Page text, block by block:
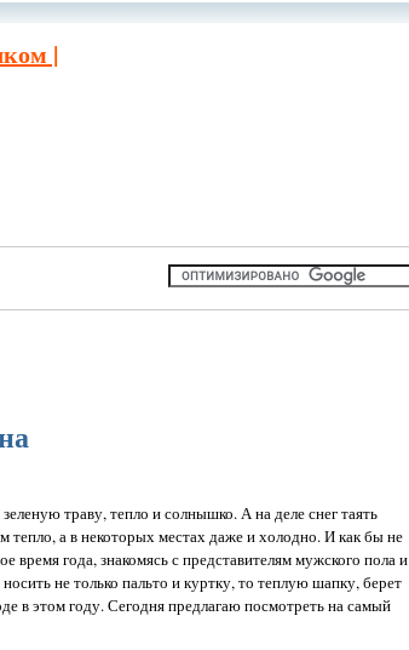
|
траву, тепло и солнышко. А на деле снег таять
тепло, а в некоторых местах даже и холодно. И как бы не
время года, знакомясь с представителям мужского пола и
не только пальто и куртку, то теплую шапку, берет
в этом году. Сегодня предлагаю посмотреть на самый